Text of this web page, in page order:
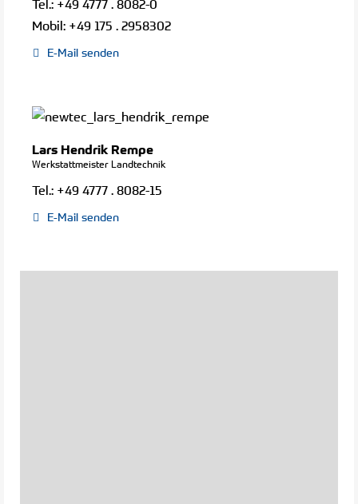
Tel.: +49 4777 . 8082-0
Mobil: +49 175 . 2958302
E-Mail senden
Lars Hendrik Rempe
Werkstattmeister Landtechnik
Tel.: +49 4777 . 8082-15
E-Mail senden